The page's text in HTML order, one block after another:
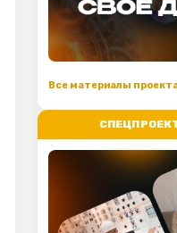
Все материалы